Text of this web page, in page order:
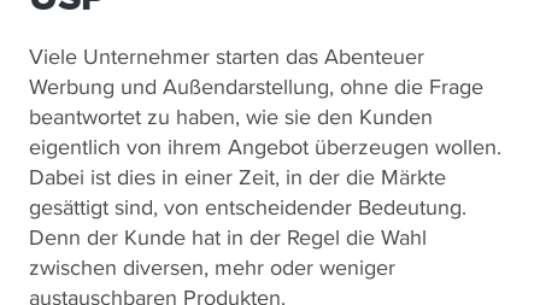
Viele Unternehmer starten das Abenteuer
Werbung und Außendarstellung, ohne die Frage
beantwortet zu haben, wie sie den Kunden
eigentlich von ihrem Angebot überzeugen wollen.
Dabei ist dies in einer Zeit, in der die Märkte
gesättigt sind, von entscheidender Bedeutung.
Denn der Kunde hat in der Regel die Wahl
zwischen diversen, mehr oder weniger
austauschbaren Produkten.